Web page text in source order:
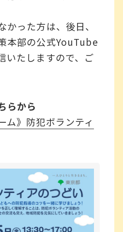
かった方は、後日、
本部の公式YouTube
いたしますので、ご
らから
ム》防犯ボランティ